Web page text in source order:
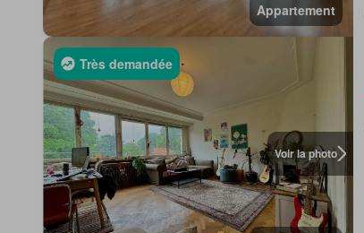
Appartement
Voir la photo
Très demandée